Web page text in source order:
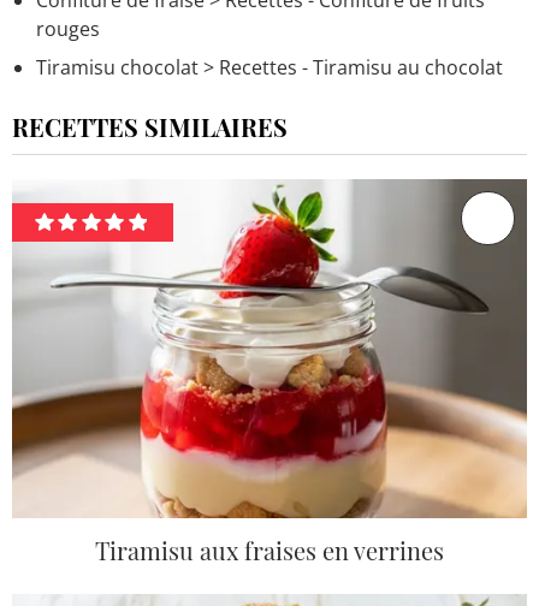
rouges
Tiramisu chocolat> Recettes - Tiramisu au chocolat
RECETTES SIMILAIRES
Tiramisu aux fraises en verrines